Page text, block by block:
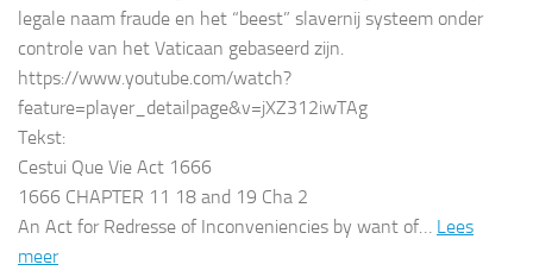
legale naam fraude en het “beest” slavernij systeem onder
controle van het Vaticaan gebaseerd zijn.
https://www.youtube.com/watch?
feature=player_detailpage&v=jXZ312iwTAg
Tekst:
Cestui Que Vie Act 1666
1666 CHAPTER 11 18 and 19 Cha 2
An Act for Redresse of Inconveniencies by want of… Lees
meer